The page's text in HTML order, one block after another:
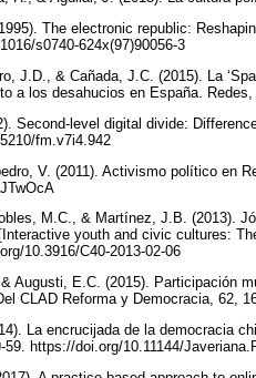
The electronic republic:
s0740-624x(97)90056-3
J.D., & Cañada, J.C. (2015). La
a los desahucios en España.
Second-level digital divide:
fm.v7i4.942
V. (2011). Activismo político en
M.C., & Martínez, J.B. (2013).
youth and civic cultures:
10.3916/C40-2013-02-06
Augusti, E.C. (2015). Participación
CLAD Reforma y Democracia, 62,
La encrucijada de la democracia
59. https://doi.org/10.11144/